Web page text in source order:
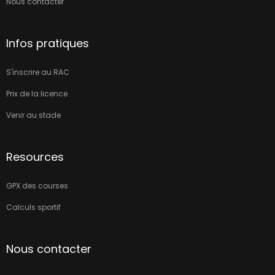
Infos pratiques
S'inscrire au RAC
Prix de la licence
Venir au stade
Resources
GPX des courses
Calculs sportif
Nous contacter